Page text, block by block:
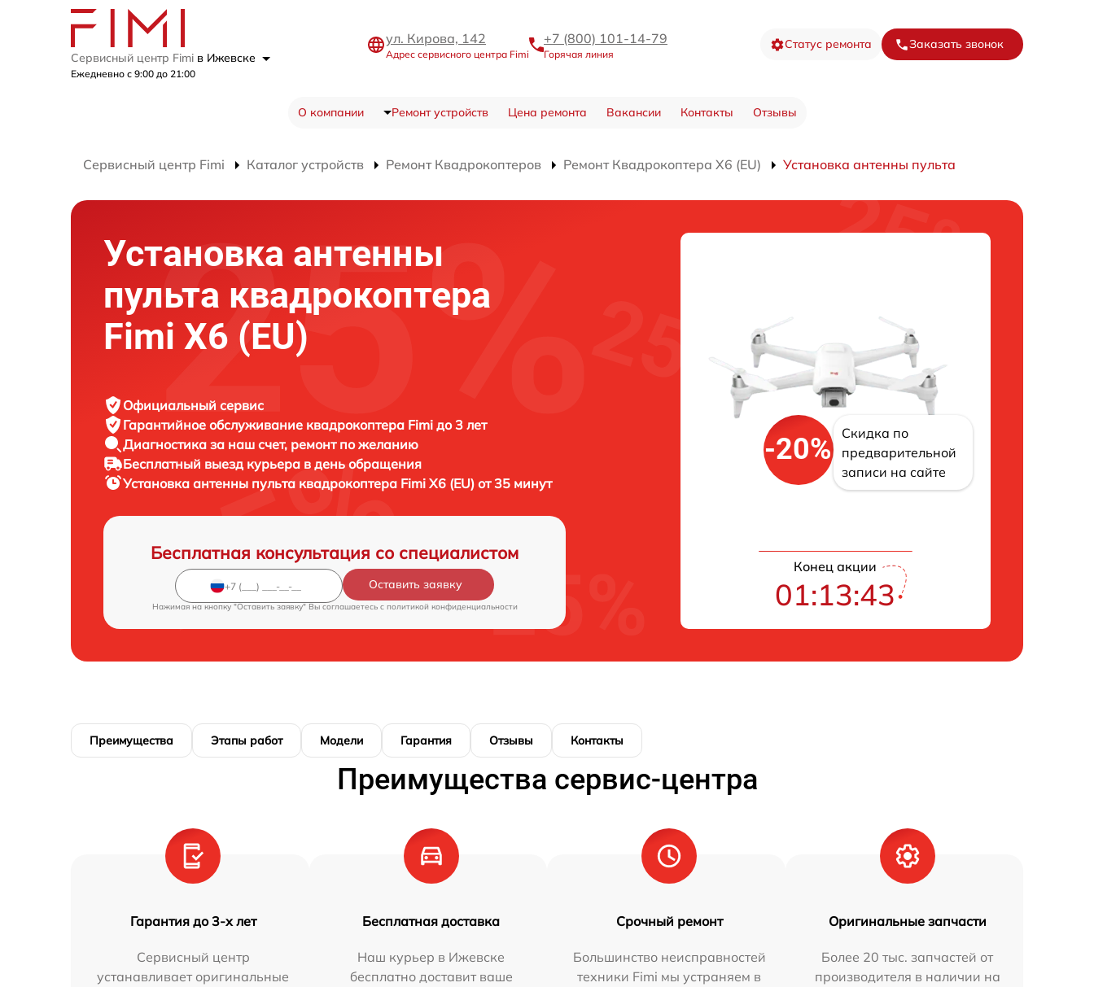
Сервисный центр Fimi в Ижевске
Ежедневно с 9:00 до 21:00
ул. Кирова, 142
Адрес сервисного центра Fimi
+7 (800) 101-14-79
Горячая линия
Статус ремонта Заказать звонок
О компании Ремонт устройств Цена ремонта Вакансии Контакты Отзывы
Сервисный центр Fimi Каталог устройств Ремонт Квадрокоптеров Ремонт Квадрокоптера X6 (EU) Установка антенны пульта
Установка антенны
пульта квадрокоптера
Fimi X6 (EU)
Официальный сервис
Гарантийное обслуживание квадрокоптера Fimi до 3 лет
Диагностика за наш счет, ремонт по желанию
Бесплатный выезд курьера в день обращения
Установка антенны пульта квадрокоптера Fimi X6 (EU) от 35 минут
Бесплатная консультация со специалистом
Оставить заявку
Нажимая на кнопку "Оставить заявку" Вы соглашаетесь c политикой конфиденциальности
-20%
Скидка по
предварительной
записи на сайте
Конец акции
01:13:42
Преимущества Этапы работ Модели Гарантия Отзывы Контакты
Преимущества сервис-центра
Гарантия до 3-х лет
Сервисный центр
устанавливает оригинальные
Бесплатная доставка
Наш курьер в Ижевске
бесплатно доставит ваше
Срочный ремонт
Большинство неисправностей
техники Fimi мы устраняем в
Оригинальные запчасти
Более 20 тыс. запчастей от
производителя в наличии на